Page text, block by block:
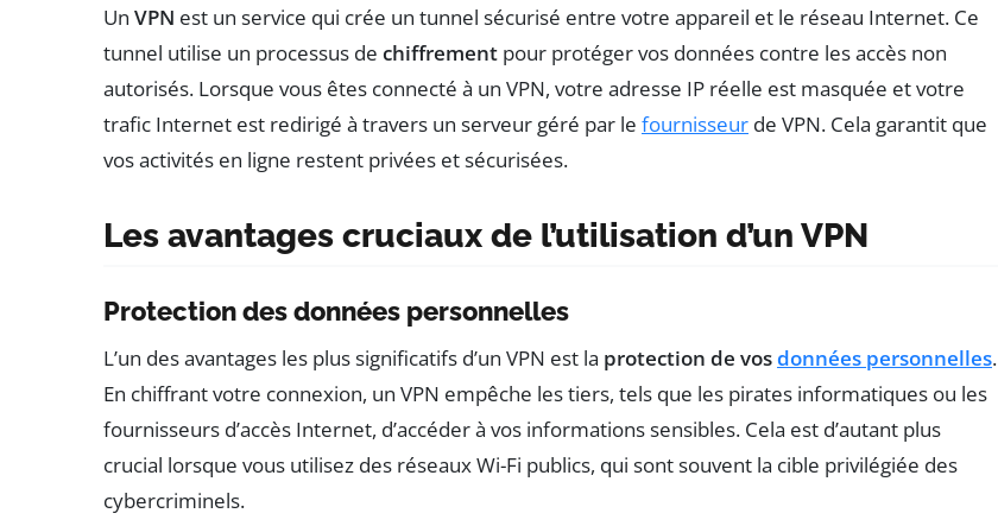
Un VPN est un service qui crée un tunnel sécurisé entre votre appareil et le réseau Internet. Ce
tunnel utilise un processus de chiffrement pour protéger vos données contre les accès non
autorisés. Lorsque vous êtes connecté à un VPN, votre adresse IP réelle est masquée et votre
trafic Internet est redirigé à travers un serveur géré par le fournisseur de VPN. Cela garantit que
vos activités en ligne restent privées et sécurisées.
Les avantages cruciaux de l’utilisation d’un VPN
Protection des données personnelles
L’un des avantages les plus significatifs d’un VPN est la protection de vosdonnées personnelles.
En chiffrant votre connexion, un VPN empêche les tiers, tels que les pirates informatiques ou les
fournisseurs d’accès Internet, d’accéder à vos informations sensibles. Cela est d’autant plus
crucial lorsque vous utilisez des réseaux Wi-Fi publics, qui sont souvent la cible privilégiée des
cybercriminels.